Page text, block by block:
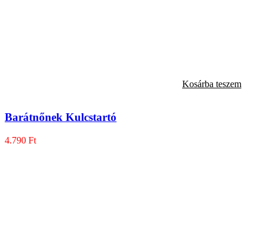
Kosárba teszem
Barátnőnek Kulcstartó
4.790 Ft